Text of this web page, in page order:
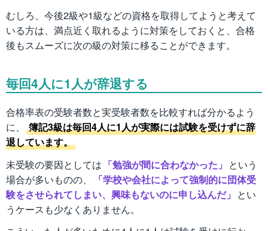
むしろ、今後2級や1級などの資格を取得してようと考えて
いる方は、満点近く取れるように対策をしておくと、合格
後もスムーズに次の級の対策に移ることができます。
毎回4人に1人が辞退する
合格率表の受験者数と実受験者数を比較すれば分かるよう
に、
簿記3級は毎回4人に1人が実際には試験を受けずに辞
退しています。
未受験の要因としては 「勉強が間に合わなかった」 という
場合が多いものの、
「学校や会社によって強制的に団体受
験をさせられてしまい、興味もないのに申し込んだ」 とい
うケースも少なくありません。